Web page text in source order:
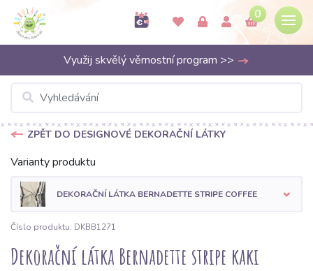
0
Využij skvělý věrnostní program >>
ZPĚT DO DESIGNOVÉ DEKORAČNÍ LÁTKY
Varianty produktu
DEKORAČNÍ LÁTKA BERNADETTE STRIPE COFFEE
Číslo produktu: DKBB1271
Dekorační látka Bernadette stripe kaki